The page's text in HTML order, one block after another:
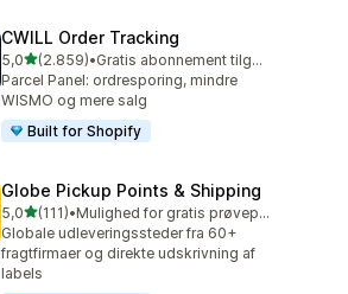
CWILL Order Tracking
5,0ud af 5 stjerner
(2.859)
2859 anmeldelser i alt
•
Gratis abonnement tilgængeligt
Parcel Panel: ordresporing, mindre
WISMO og mere salg
Built for Shopify
Globe Pickup Points & Shipping
5,0ud af 5 stjerner
(111)
111 anmeldelser i alt
•
Mulighed for gratis prøveperiode
Globale udleveringssteder fra 60+
fragtfirmaer og direkte udskrivning af
labels